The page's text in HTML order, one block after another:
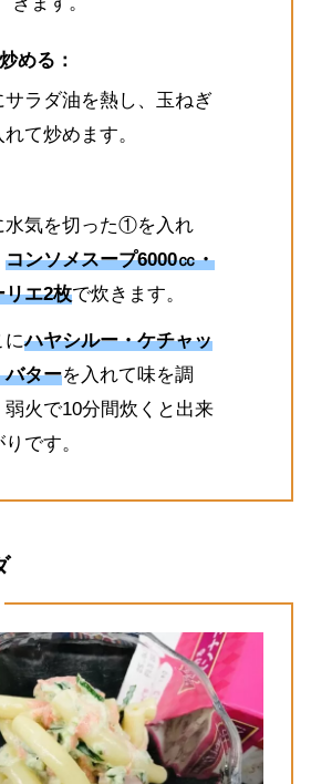
める：
サラダ油を熱し、玉ねぎ
れて炒めます。
気を切った①を入れ
コンソメスープ6000㏄・
リエ2枚で炊きます。
にハヤシルー・ケチャッ
バターを入れて味を調
弱火で10分間炊くと出来
りです。